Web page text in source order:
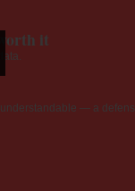
it
— a